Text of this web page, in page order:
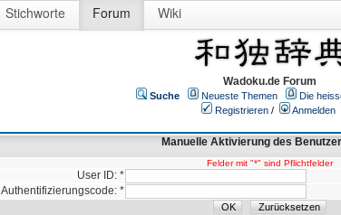
Stichworte Forum Wiki
Wadoku.de Forum
Suche Neueste Themen
Die
Registrieren /
Anmelden
Manuelle Aktivierung des
Felder mit "*" sind Pflichtfelder
User ID: *
Authentifizierungscode: *